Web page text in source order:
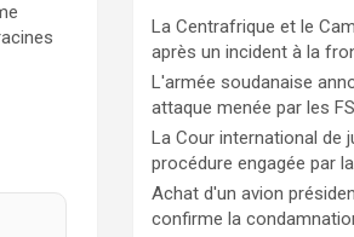
La Centrafrique et le
après un incident à la
L'armée soudanaise
attaque menée par les
La Cour international de
procédure engagée par
Achat d'un avion
confirme la